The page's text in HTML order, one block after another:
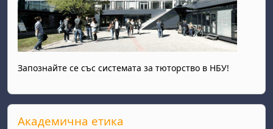
Запознайте се със системата за тюторство в НБУ!
Прескочи Академична етика
Академична етика